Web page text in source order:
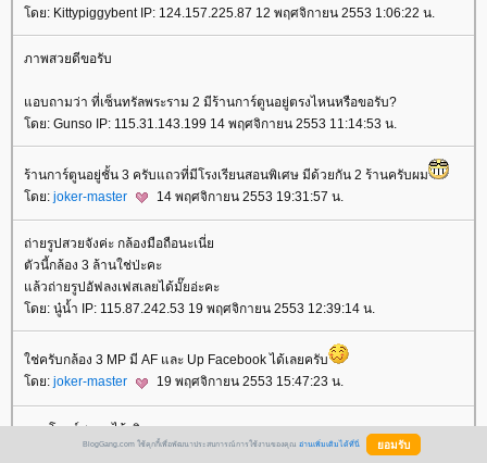
ดย: Kittypiggybent IP: 124.157.225.87 12 พฤศจิกายน 2553 1:06:22 น.
ภาพสวยดีขอรับ
อบถามว่า ที่เซ็นทรัลพระราม 2 มีร้านการ์ตูนอยู่ตรงไหนหรือขอรับ?
ดย: Gunso IP: 115.31.143.199 14 พฤศจิกายน 2553 11:14:53 น.
ร้านการ์ตูนอยู่ชั้น 3 ครับแถวที่มีโรงเรียนสอนพิเศษ มีด้วยกัน 2 ร้านครับผม
ดย: joker-master 14 พฤศจิกายน 2553 19:31:57 น.
ถ่ายรูปสวยจังค่ะ กล้องมือถือนะเนี่
ตัวนี้กล้อง 3 ล้านใช่ป่ะคะ
ล้วถ่ายรูปอัฟลงเฟสเลยได้มั๊ยอ่ะคะ
ดย: นู๋น้ำ IP: 115.87.242.53 19 พฤศจิกายน 2553 12:39:14 น.
ช่ครับกล้อง 3 MP มี AF และ Up Facebook ได้เลยครับ
ดย: joker-master 19 พฤศจิกายน 2553 15:47:23 น.
ตอบโจทย์สาวๆ ไว้จริง ๆ
ภาพนอกอาคารสีจัดดีครับชอบๆ
BlogGang.com ใช้คุกกี้เพื่อพัฒนาประสบการณ์การใช้งานของคุณ อ่านเพิ่มเติมได้ที่นี่